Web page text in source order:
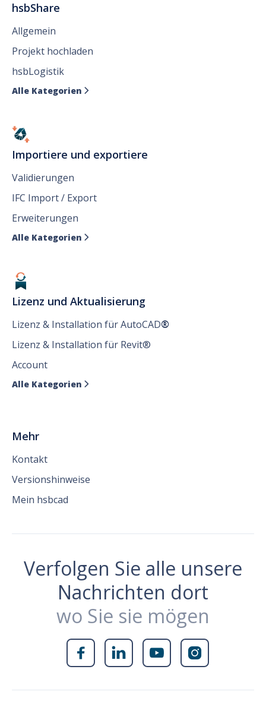
hsbShare
Allgemein
Projekt hochladen
hsbLogistik
Alle Kategorien 
Importiere und exportiere
Validierungen
IFC Import / Export
Erweiterungen
Alle Kategorien 
Lizenz und Aktualisierung
Lizenz & Installation für AutoCAD®
Lizenz & Installation für Revit®
Account
Alle Kategorien 
Mehr
Kontakt
Versionshinweise
Mein hsbcad
Verfolgen Sie alle unsere
Nachrichten dort
wo Sie sie mögen
   